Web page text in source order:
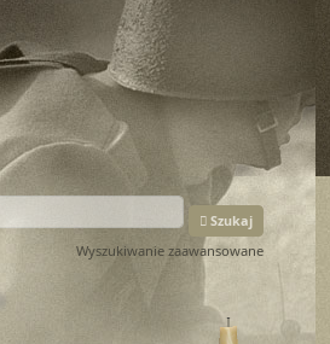
Szukaj
Wyszukiwanie zaawansowane